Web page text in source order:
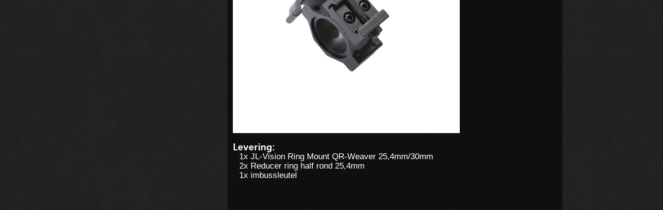
Levering:
1x JL-Vision Ring Mount QR-Weaver 25,4mm/30mm
2x Reducer ring half rond 25,4mm
1x imbussleutel